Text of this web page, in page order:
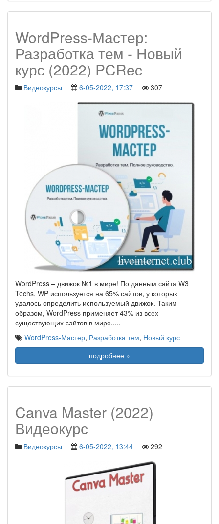
WordPress-Мастер:
Разработка тем - Новый
курс (2022) PCRec
Видеокурсы 6-05-2022, 17:37 307
WordPress – движок №1 в мире! По данным сайта W3
Techs, WP используется на 65% сайтов, у которых
удалось определить используемый движок. Таким
образом, WordPress применяет 43% из всех
существующих сайтов в мире.....
WordPress-Мастер, Разработка тем, Новый курс
подробнее »
Canva Master (2022)
Видеокурс
Видеокурсы 6-05-2022, 13:44 292